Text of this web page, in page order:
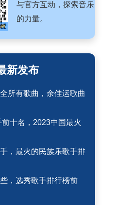
与官方互动，探索音乐
的力量。
新发布
所有歌曲，余佳运歌曲
十名，2023中国最火
，最火的民族乐歌手排
，选秀歌手排行榜前